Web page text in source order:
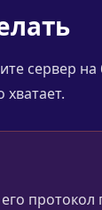
сервер
протокол